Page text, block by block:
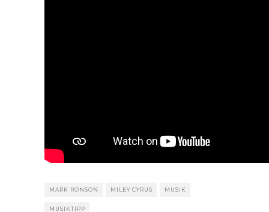
MARK RONSON MILEY CYRUS MUSIK
MUSIKTIPP